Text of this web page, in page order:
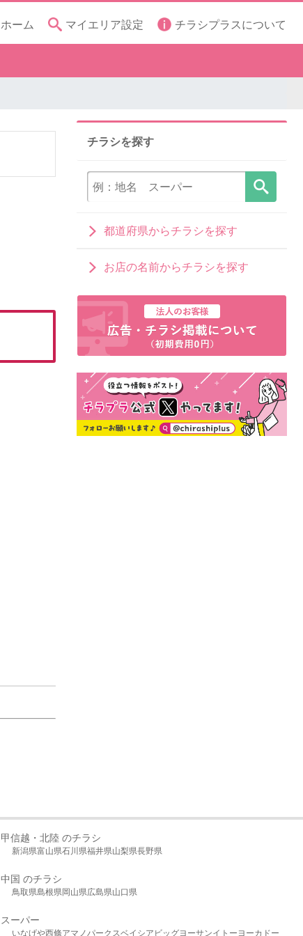
ホーム マイエリア設定 チラシプラスについて
チラシを探す
都道府県からチラシを探す
お店の名前からチラシを探す
甲信越・北陸 のチラシ
新潟県富山県石川県福井県山梨県長野県
中国 のチラシ
鳥取県島根県岡山県広島県山口県
スーパー
いなげや西條アマノパークスベイシア ビッグヨーサンイトーヨーカドー